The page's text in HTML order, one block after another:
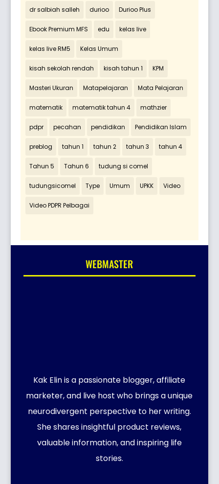
dr salbiah salleh durioo Durioo Plus
Ebook Premium MFS edu kelas live
kelas live RM5 Kelas Umum
kisah sekolah rendah kisah tahun 1 KPM
Masteri Ukuran Matapelajaran Mata Pelajaran
matematik matematik tahun 4 mathzier
pdpr pecahan pendidikan Pendidikan Islam
preblog tahun 1 tahun 2 tahun 3 tahun 4
Tahun 5 Tahun 6 tudung si comel
tudungsicomel Type Umum UPKK Video
Video PDPR Pelbagai
WEBMASTER
Kak Elin is a passionate blogger, affiliate
marketer, and live host who brings a unique
neurodivergent perspective to her writing.
She shares insightful product reviews,
valuable information, and inspiring life
stories.